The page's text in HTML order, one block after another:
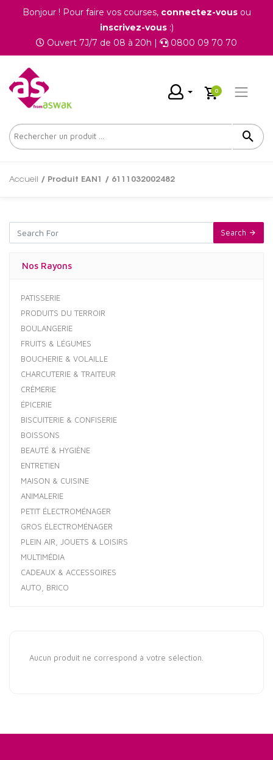
Bonjour ! Pour faire vos courses, connectez-vousou
inscrivez-vous:)
Ouvert 7J/7 de 08 à 20h |
0800 09 70 70
0
Accueil / Produit EAN1 / 6111032002482
Search
Nos Rayons
PATISSERIE
PRODUITS DU TERROIR
BOULANGERIE
FRUITS & LÉGUMES
BOUCHERIE & VOLAILLE
CHARCUTERIE & TRAITEUR
CRÈMERIE
ÉPICERIE
BISCUITERIE & CONFISERIE
BOISSONS
BEAUTÉ & HYGIÈNE
ENTRETIEN
MAISON & CUISINE
ANIMALERIE
PETIT ÉLECTROMÉNAGER
GROS ÉLECTROMÉNAGER
PLEIN AIR, JOUETS & LOISIRS
MULTIMÉDIA
CADEAUX & ACCESSOIRES
AUTO, BRICO
Aucun produit ne correspond à votre sélection.